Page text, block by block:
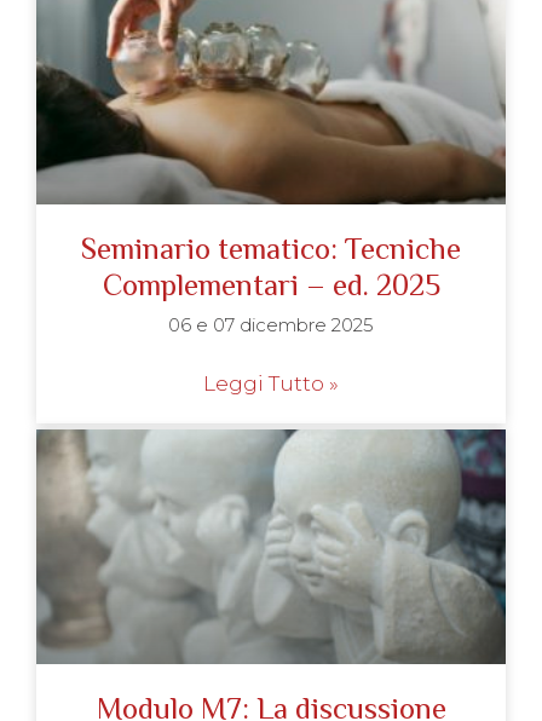
Seminario tematico: Tecniche
Complementari – ed. 2025
06 e 07 dicembre 2025
Leggi Tutto »
Modulo M7: La discussione